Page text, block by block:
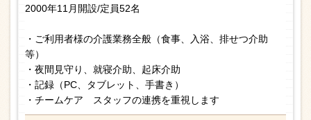
2000年11月開設/定員52名
・ご利用者様の介護業務全般（食事、入浴、排せつ介助
等）
・夜間見守り、就寝介助、起床介助
・記録（PC、タブレット、手書き）
・チームケア スタッフの連携を重視します